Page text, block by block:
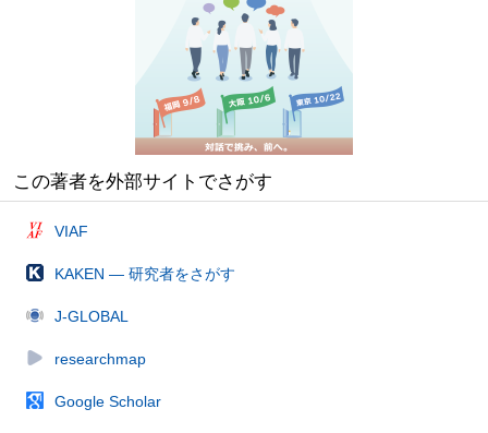
この著者を外部サイトでさがす
VIAF
KAKEN — 研究者をさがす
J-GLOBAL
researchmap
Google Scholar